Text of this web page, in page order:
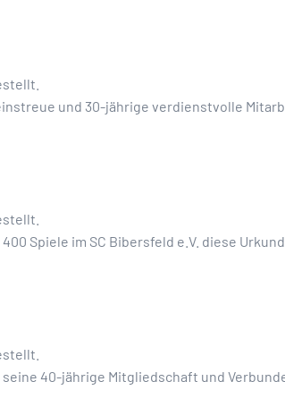
und 30-jährige verdienstvolle
Spiele im SC Bibersfeld e.V. diese
40-jährige Mitgliedschaft und